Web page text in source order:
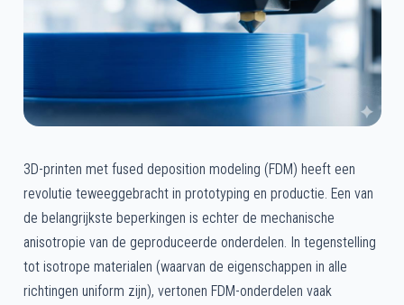
3D-printen met fused deposition modeling (FDM) heeft een
revolutie teweeggebracht in prototyping en productie. Een van
de belangrijkste beperkingen is echter de mechanische
anisotropie van de geproduceerde onderdelen. In tegenstelling
tot isotrope materialen (waarvan de eigenschappen in alle
richtingen uniform zijn), vertonen FDM-onderdelen vaak